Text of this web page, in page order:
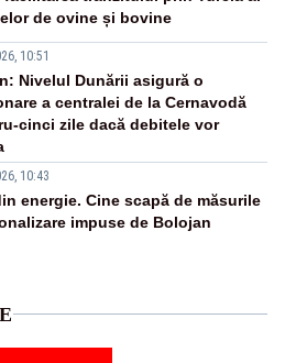
de ovine și bovine
10:51
Nivelul Dunării asigură o
a centralei de la Cernavodă
cinci zile dacă debitele vor
10:43
energie. Cine scapă de măsurile
impuse de Bolojan